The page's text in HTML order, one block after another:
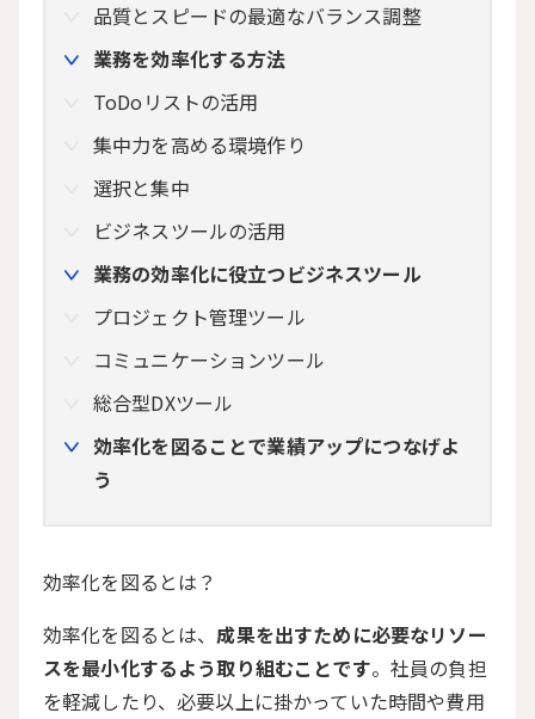
品質とスピードの最適なバランス調整
業務を効率化する方法
ToDoリストの活用
集中力を高める環境作り
選択と集中
ビジネスツールの活用
業務の効率化に役立つビジネスツール
プロジェクト管理ツール
コミュニケーションツール
総合型DXツール
効率化を図ることで業績アップにつなげよ
う
効率化を図るとは？
効率化を図るとは、成果を出すために必要なリソー
スを最小化するよう取り組むことです。社員の負担
を軽減したり、必要以上に掛かっていた時間や費用